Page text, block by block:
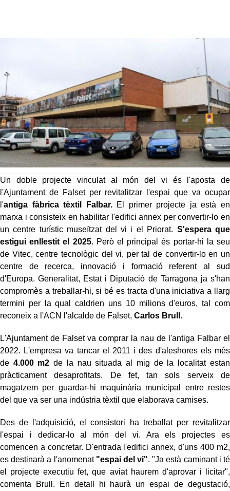
Un doble projecte vinculat al món del vi és l'aposta de
l'Ajuntament de Falset per revitalitzar l'espai que va ocupar
l'antiga fàbrica tèxtil Falbar.El primer projecte ja està en
marxa i consisteix en habilitar l'edifici annex per convertir-lo en
un centre turístic museïtzat del vi i el Priorat. S'espera que
estigui enllestit el 2025. Però el principal és portar-hi la seu
de Vitec, centre tecnològic del vi, per tal de convertir-lo en un
centre de recerca, innovació i formació referent al sud
d'Europa. Generalitat, Estat i Diputació de Tarragona ja s'han
compromès a treballar-hi, si bé es tracta d'una iniciativa a llarg
termini per la qual caldrien uns 10 milions d'euros, tal com
reconeix a l'ACN l'alcalde de Falset, Carlos Brull.
L'Ajuntament de Falset va comprar la nau de l'antiga Falbar el
2022. L'empresa va tancar el 2011 i des d'aleshores els més
de 4.000 m2 de la nau situada al mig de la localitat estan
pràcticament desaprofitats. De fet, tan sols serveix de
magatzem per guardar-hi maquinària municipal entre restes
del que va ser una indústria tèxtil que elaborava camises.
Des de l'adquisició, el consistori ha treballat per revitalitzar
l'espai i dedicar-lo al món del vi. Ara els projectes es
comencen a concretar. D'entrada l'edifici annex, d'uns 400 m2,
es destinarà a l'anomenat"espai del vi". "Ja està caminant i té
el projecte executiu fet, que aviat haurem d'aprovar i licitar",
comenta Brull. En detall hi haurà un espai de degustació,